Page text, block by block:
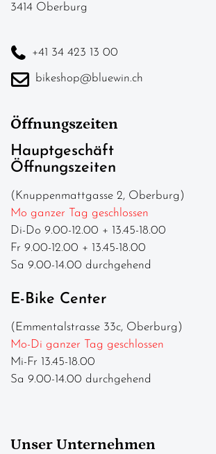
3414 Oberburg
+41 34 423 13 00
bikeshop@bluewin.ch
Öffnungszeiten
Hauptgeschäft
Öffnungszeiten
(Knuppenmattgasse 2, Oberburg)
Mo ganzer Tag geschlossen
Di-Do 9.00-12.00 + 13.45-18.00
Fr 9.00-12.00 + 13.45-18.00
Sa 9.00-14.00 durchgehend
E-Bike Center
(Emmentalstrasse 33c, Oberburg)
Mo-Di ganzer Tag geschlossen
Mi-Fr 13.45-18.00
Sa 9.00-14.00 durchgehend
Unser Unternehmen